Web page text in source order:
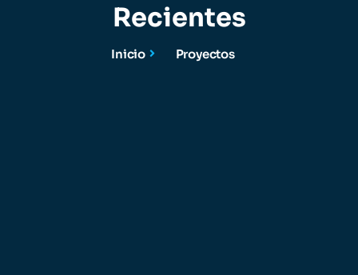
Recientes
Inicio Proyectos